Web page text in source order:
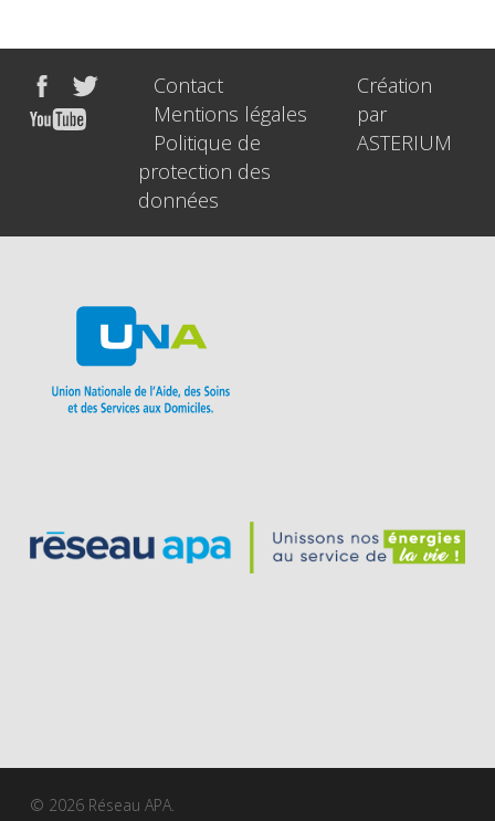
Contact
Mentions légales
Politique de
protection des
données
Création
par
ASTERIUM
© 2026 Réseau APA.